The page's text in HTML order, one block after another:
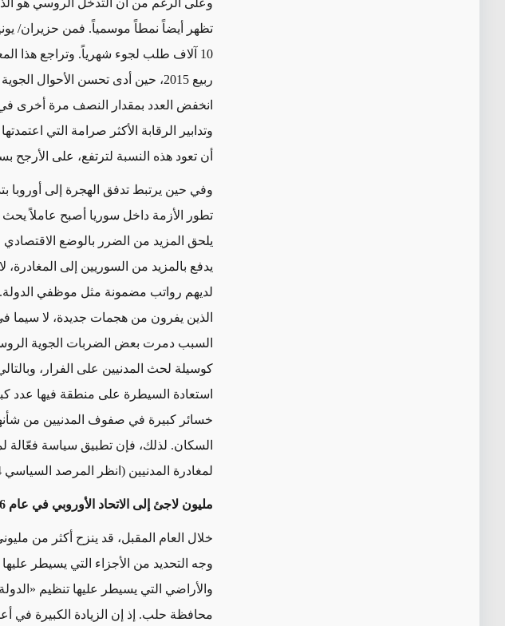
10 آلاف طلب لجوء شهرياً. وتراجع هذا
ربيع 2015، حين أدى تحسن الأحوال
انخفض العدد بمقدار النصف مرة أخرى
وتدابير الرقابة الأكثر صرامة التي
أن تعود هذه النسبة لترتفع، على
وفي حين يرتبط تدفق الهجرة إلى أوروبا
تطور الأزمة داخل سوريا أصبح عاملاً
يلحق المزيد من الضرر بالوضع
يدفع بالمزيد من السوريين إلى
لديهم رواتب مضمونة مثل موظفي
الذين يفرون من هجمات جديدة، لا
السبب دمرت بعض الضربات الجوية
كوسيلة لحث المدنيين على الفرار،
استعادة السيطرة على منطقة فيها عدد
خسائر كبيرة في صفوف المدنيين من شأنها
السكان. لذلك، فإن تطبيق سياسة فعّالة
لمغادرة المدنيين (انظر المرصد السياسي 2554،
مليون لاجئ إلى الاتحاد الأوروبي في عام 2016؟
خلال العام المقبل، قد ينزح أكثر من
وجه التحديد من الأجزاء التي يسيطر
والأراضي التي يسيطر عليها تنظيم
محافظة حلب. إذ إن الزيادة الكبيرة في